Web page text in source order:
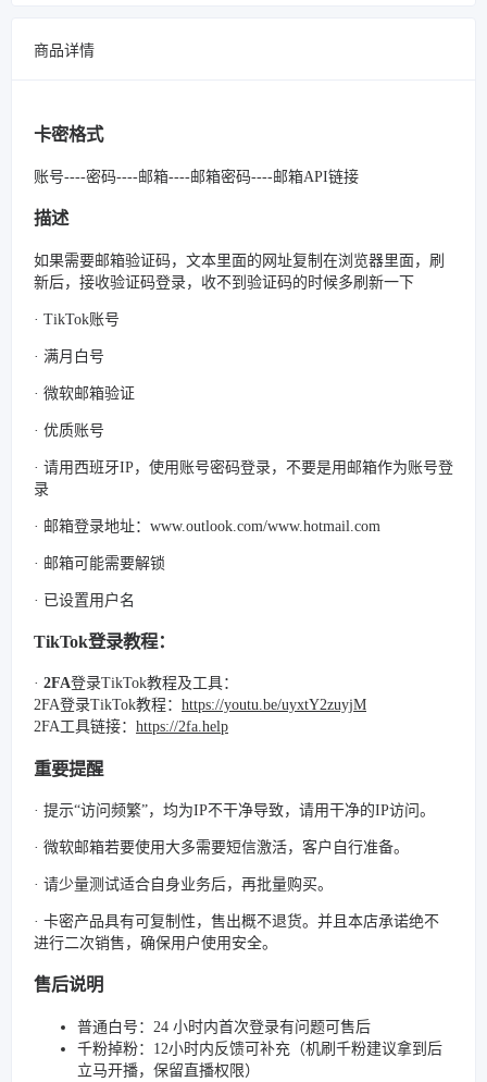
商品详情
卡密格式
账号----密码----邮箱----邮箱密码----邮箱API链接
描述
如果需要邮箱验证码，文本里面的网址复制在浏览器里面，刷
新后，接收验证码登录，收不到验证码的时候多刷新一下
· TikTok账号
· 满月白号
· 微软邮箱验证
· 优质账号
· 请用西班牙IP，使用账号密码登录，不要是用邮箱作为账号登
录
· 邮箱登录地址：www.outlook.com/www.hotmail.com
· 邮箱可能需要解锁
· 已设置用户名
TikTok登录教程：
· 2FA登录TikTok教程及工具：
2FA登录TikTok教程： https://youtu.be/uyxtY2zuyjM
2FA工具链接： https://2fa.help
重要提醒
· 提示“访问频繁”，均为IP不干净导致，请用干净的IP访问。
· 微软邮箱若要使用大多需要短信激活，客户自行准备。
· 请少量测试适合自身业务后，再批量购买。
· 卡密产品具有可复制性，售出概不退货。并且本店承诺绝不
进行二次销售，确保用户使用安全。
售后说明
普通白号：24 小时内首次登录有问题可售后
千粉掉粉：12小时内反馈可补充（机刷千粉建议拿到后
立马开播，保留直播权限）